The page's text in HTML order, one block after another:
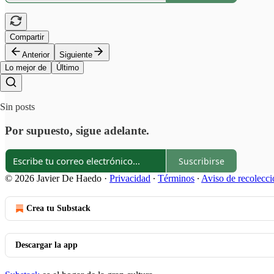
Compartir
Anterior
Siguiente
Lo mejor de
Último
Sin posts
Por supuesto, sigue adelante.
Suscribirse
© 2026 Javier De Haedo · Privacidad ∙ Términos ∙ Aviso de
Crea tu Substack
Descargar la app